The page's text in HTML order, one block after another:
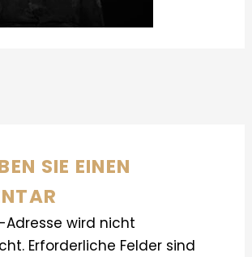
SIE EINEN
Adresse wird nicht
Erforderliche Felder sind